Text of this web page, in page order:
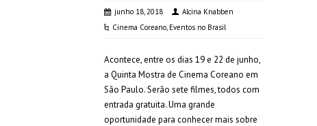
junho 18, 2018
Alcina Knabben
Cinema Coreano, Eventos no Brasil
Acontece, entre os dias 19 e 22 de junho,
a Quinta Mostra de Cinema Coreano em
São Paulo. Serão sete filmes, todos com
entrada gratuita. Uma grande
oportunidade para conhecer mais sobre